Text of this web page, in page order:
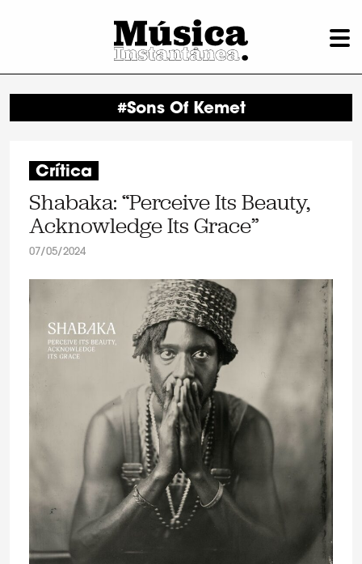
#Sons Of Kemet
Crítica
Shabaka: “Perceive Its Beauty,
Acknowledge Its Grace”
07/05/2024